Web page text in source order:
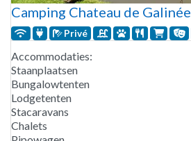
Camping Chateau de Galinée
Privé
Accommodaties:
Staanplaatsen
Bungalowtenten
Lodgetenten
Stacaravans
Chalets